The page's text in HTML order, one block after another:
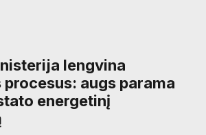
lengvina
augs parama
energetinį